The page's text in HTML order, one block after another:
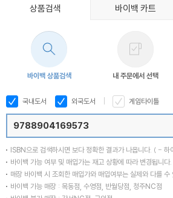
상품검색 바이백 카트
바이백 상품검색 내 주문에서 선택
국내도서 외국도서 게임타이틀
ISBN으로 검색하시면 보다 정확한 결과가 나옵니다. ( - 하
바이백 가능 여부 및 매입가는 재고 상황에 따라 변경됩니다.
매장 바이백 시 조회한 매입가와 매입여부는 실제와 다를 수
바이백 가능 매장 : 목동점, 수영점, 반월당점, 청주NC점